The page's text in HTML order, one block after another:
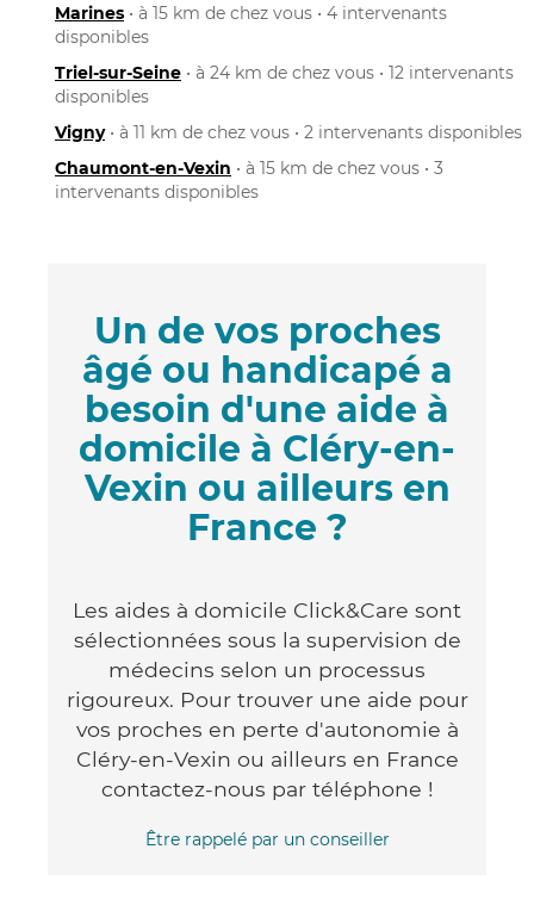
Marines • à 15 km de chez vous • 4 intervenants
disponibles
Triel-sur-Seine • à 24 km de chez vous • 12 intervenants
disponibles
Vigny• à 11 km de chez vous • 2 intervenants disponibles
Chaumont-en-Vexin • à 15 km de chez vous • 3
intervenants disponibles
Un de vos proches
âgé ou handicapé a
besoin d'une aide à
domicile à Cléry-en-
Vexin ou ailleurs en
France ?
Les aides à domicile Click&Care sont
sélectionnées sous la supervision de
médecins selon un processus
rigoureux. Pour trouver une aide pour
vos proches en perte d'autonomie à
Cléry-en-Vexin ou ailleurs en France
contactez-nous par téléphone !
Être rappelé par un conseiller